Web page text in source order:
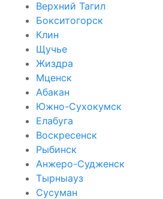
Верхний Тагил
Бокситогорск
Клин
Щучье
Жиздра
Мценск
Абакан
Южно-Сухокумск
Елабуга
Воскресенск
Рыбинск
Анжеро-Судженск
Тырныауз
Сусуман